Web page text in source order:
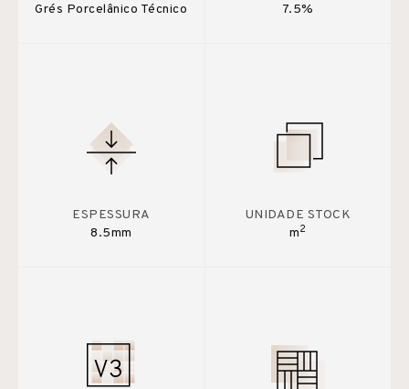
Grés Porcelânico Técnico
7.5%
ESPESSURA
8.5mm
UNIDADE STOCK
m2